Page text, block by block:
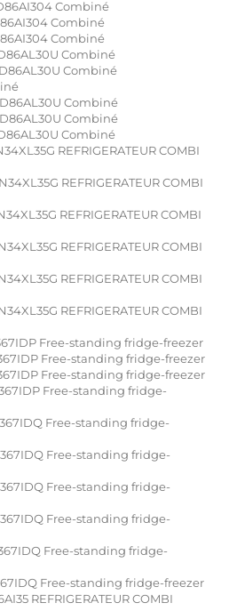
Combiné
Combiné
Combiné
Combiné
Combiné
Combiné
Combiné
Combiné
REFRIGERATEUR COMBI
REFRIGERATEUR COMBI
REFRIGERATEUR COMBI
REFRIGERATEUR COMBI
REFRIGERATEUR COMBI
REFRIGERATEUR COMBI
Free-standing fridge-freezer
Free-standing fridge-freezer
Free-standing fridge-freezer
Free-standing fridge-
Free-standing fridge-
Free-standing fridge-
Free-standing fridge-
Free-standing fridge-
Free-standing fridge-
Free-standing fridge-freezer
REFRIGERATEUR COMBI